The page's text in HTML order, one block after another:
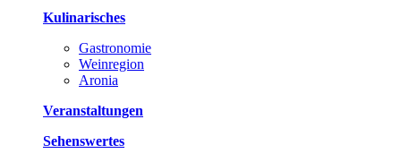
Kulinarisches
Gastronomie
Weinregion
Aronia
Veranstaltungen
Sehenswertes